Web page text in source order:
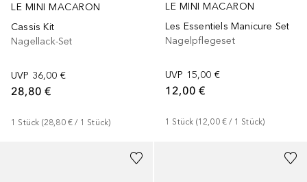
LE MINI MACARON
Cassis Kit
Nagellack-Set
UVP 36,00 €
28,80 €
1 Stück (28,80 € / 1 Stück)
LE MINI MACARON
Les Essentiels Manicure Set
Nagelpflegeset
UVP 15,00 €
12,00 €
1 Stück (12,00 € / 1 Stück)